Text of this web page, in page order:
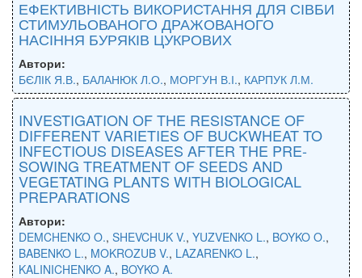
ЕФЕКТИВНІСТЬ ВИКОРИСТАННЯ ДЛЯ СІВБИ
СТИМУЛЬОВАНОГО ДРАЖОВАНОГО
НАСІННЯ БУРЯКІВ ЦУКРОВИХ
Автори:
БЄЛІК Я.В., БАЛАНЮК Л.О., МОРГУН В.І., КАРПУК Л.М.
INVESTIGATION OF THE RESISTANCE OF
DIFFERENT VARIETIES OF BUCKWHEAT TO
INFECTIOUS DISEASES AFTER THE PRE-
SOWING TREATMENT OF SEEDS AND
VEGETATING PLANTS WITH BIOLOGICAL
PREPARATIONS
Автори:
DEMCHENKO O., SHEVCHUK V., YUZVENKO L., BOYKO O.,
BABENKO L., MOKROZUB V., LAZARENKO L.,
KALINICHENKO A., BOYKO A.